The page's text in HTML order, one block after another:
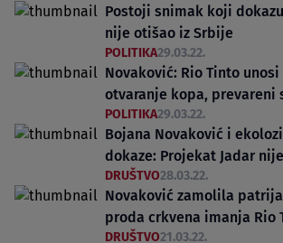
Postoji snimak koji
nije otišao iz Srbije
POLITIKA29.03.22.
Novaković: Rio Tinto
otvaranje kopa, prevareni
POLITIKA29.03.22.
Bojana Novaković i
dokaze: Projekat Jadar
DRUŠTVO28.03.22.
Novaković zamolila
proda crkvena imanja Rio
DRUŠTVO21.03.22.